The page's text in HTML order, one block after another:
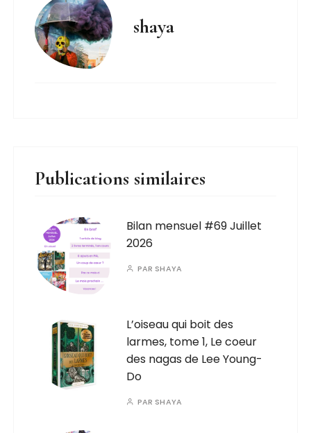
shaya
Publications similaires
Bilan mensuel #69 Juillet
2026
PAR SHAYA
L’oiseau qui boit des
larmes, tome 1, Le coeur
des nagas de Lee Young-
Do
PAR SHAYA